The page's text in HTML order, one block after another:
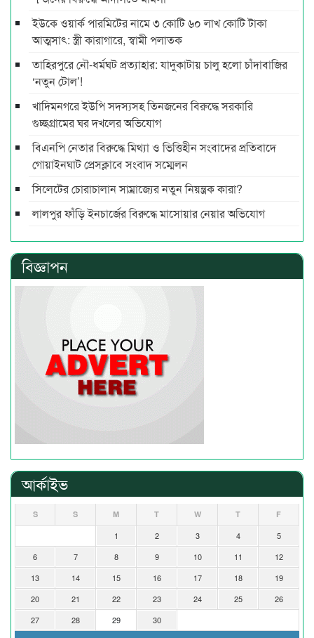
ইউকে ওয়ার্ক পারমিটের নামে ৩ কোটি ৬০ লাখ কোটি টাকা
আত্মসাৎ: স্ত্রী কারাগারে, স্বামী পলাতক
তাহিরপুরে নৌ-ধর্মঘট প্রত্যাহার: যাদুকাটায় চালু হলো চাঁদাবাজির
‘নতুন টোল’!
খাদিমনগরে ইউপি সদস্যসহ তিনজনের বিরুদ্ধে সরকারি
গুচ্ছগ্রামের ঘর দখলের অভিযোগ
বিএনপি নেতার বিরুদ্ধে মিথ্যা ও ভিত্তিহীন সংবাদের প্রতিবাদে
গোয়াইনঘাট প্রেসক্লাবে সংবাদ সম্মেলন
সিলেটের চোরাচালান সাম্রাজ্যের নতুন নিয়ন্ত্রক কারা?
লালপুর ফাঁড়ি ইনচার্জের বিরুদ্ধে মাসোয়ার নেয়ার অভিযোগ
বিজ্ঞাপন
আর্কাইভ
S S M T W T F
1 2 3 4
5
6
7 8 9 10 11
12
13
14 15 16 17 18
19
20
21 22 23 24 25
26
27
28 29 30